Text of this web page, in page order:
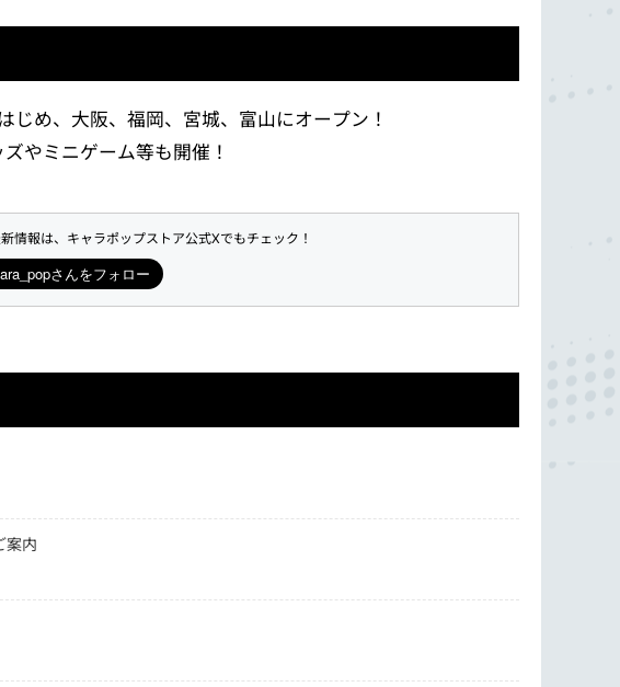
じめ、大阪、福岡、宮城、富山にオープン！
やミニゲーム等も開催！
情報は、キャラポップストア公式Xでもチェック！
案内